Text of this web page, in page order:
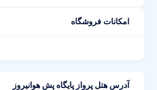
امکانات فروشگاه
آدرس هتل پرواز پایگاه پش هوانیروز